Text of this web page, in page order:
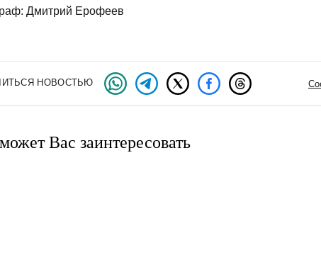
Дмитрий Ерофеев
НОВОСТЬЮ
Вас заинтересовать